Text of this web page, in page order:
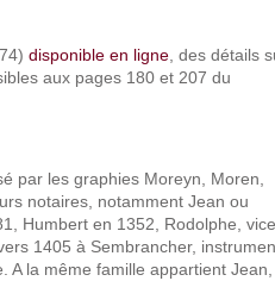
disponible en ligne, des détails
aux pages 180 et 207 du
par les graphies Moreyn, Moren,
notaires, notamment Jean ou
Humbert en 1352, Rodolphe, vice
1405 à Sembrancher,
la même famille appartient Jean,